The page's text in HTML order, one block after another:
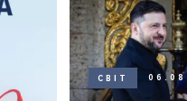
СВІТ